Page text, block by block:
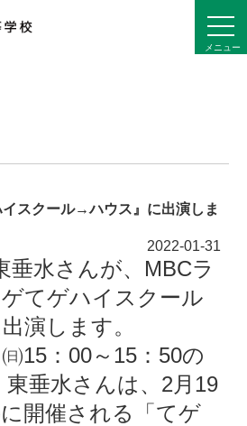
メニュー
イスクール→ハウス』に出演しま
2022-01-31
垂水さんが、MBCラ
てゲハイスクール
演します。
15：00～15：50の
垂水さんは、2月19
開催される「てゲ